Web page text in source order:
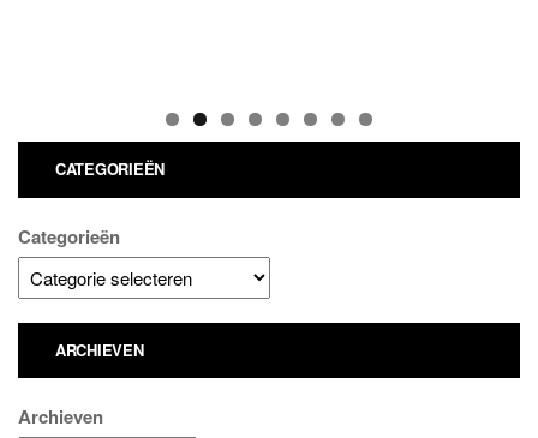
CATEGORIEËN
Categorieën
ARCHIEVEN
Archieven